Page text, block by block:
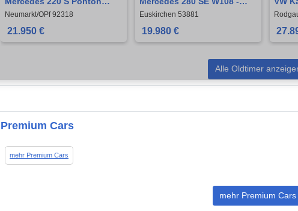
W180 Oldtimer H-Kennz.
fahrbereit
Neumarkt/OPf 92318
21.950 €
OLDTIMER
Euskirchen 53881
19.980 €
Alle Oldtimer
Premium Cars
mehr Premium Cars
mehr Premium Cars